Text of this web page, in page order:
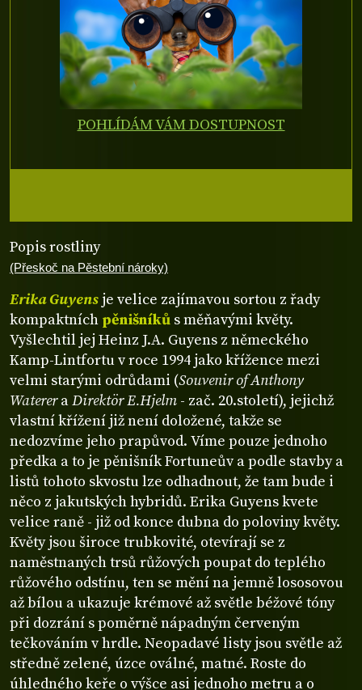
Popis rostliny
(Přeskoč na Pěstební nároky)
Erika Guyens je velice zajímavou sortou z řady
kompaktních pěnišníků s měňavými květy.
Vyšlechtil jej Heinz J.A. Guyens z německého
Kamp-Lintfortu v roce 1994 jako křížence mezi
velmi starými odrůdami (Souvenir of Anthony
WatereraDirektör E.Hjelm - zač. 20.století), jejichž
vlastní křížení již není doložené, takže se
nedozvíme jeho prapůvod. Víme pouze jednoho
předka a to je pěnišník Fortuneův a podle stavby a
listů tohoto skvostu lze odhadnout, že tam bude i
něco z jakutských hybridů. Erika Guyens kvete
velice raně - již od konce dubna do poloviny květy.
Květy jsou široce trubkovité, otevírají se z
naměstnaných trsů růžových poupat do teplého
růžového odstínu, ten se mění na jemně lososovou
až bílou a ukazuje krémové až světle béžové tóny
při dozrání s poměrně nápadným červeným
tečkováním v hrdle. Neopadavé listy jsou světle až
středně zelené, úzce oválné, matné. Roste do
úhledného keře o výšce asi jednoho metru a o
POHLÍDÁM VÁM DOSTUPNOST